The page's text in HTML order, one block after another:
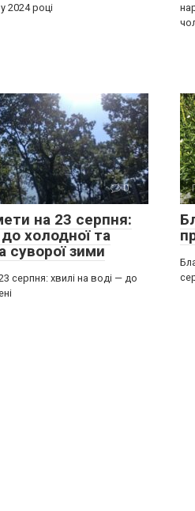
2024 році
0
на 23 серпня:
холодної та
суворої зими
серпня: хвилі на воді — до